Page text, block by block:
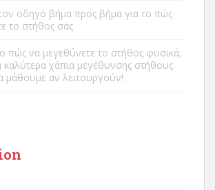
οδηγό βήμα προς βήμα για το πώς
το στήθος σας
πώς να μεγεθύνετε το στήθος φυσικά;
χάπια μεγέθυνσης στήθους
μάθουμε αν λειτουργούν!